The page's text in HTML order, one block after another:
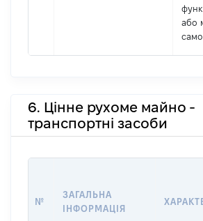
або
6. Цінне рухоме майно -
транспортні засоби
№
ЗАГАЛЬНА
ІНФОРМАЦІЯ